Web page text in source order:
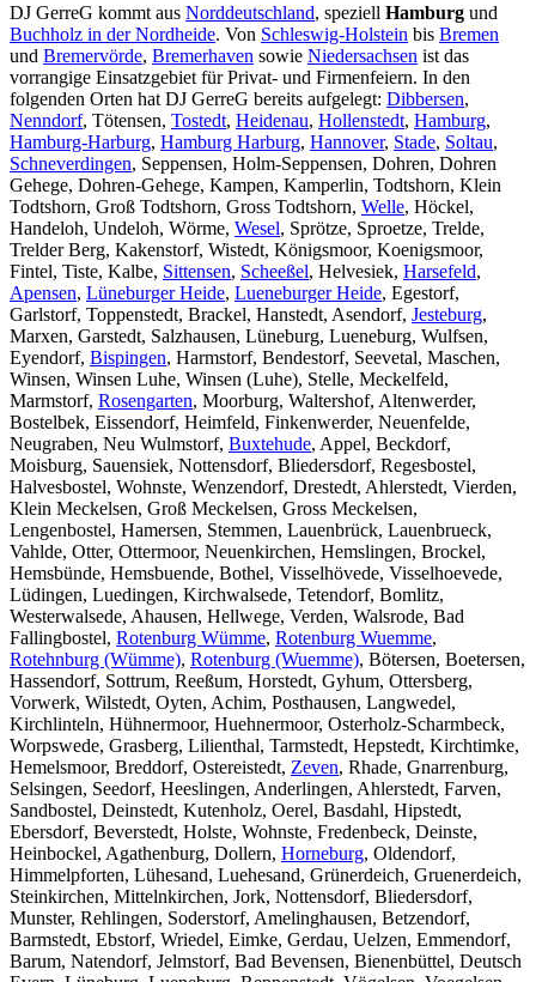
DJ GerreG kommt aus Norddeutschland, speziell Hamburg und
Buchholz in der Nordheide. Von Schleswig-Holstein bis Bremen
und Bremervörde, Bremerhaven sowie Niedersachsen ist das
vorrangige Einsatzgebiet für Privat- und Firmenfeiern. In den
folgenden Orten hat DJ GerreG bereits aufgelegt: Dibbersen,
Nenndorf, Tötensen, Tostedt, Heidenau, Hollenstedt, Hamburg,
Hamburg-Harburg, Hamburg Harburg, Hannover, Stade, Soltau,
Schneverdingen, Seppensen, Holm-Seppensen, Dohren, Dohren
Gehege, Dohren-Gehege, Kampen, Kamperlin, Todtshorn, Klein
Todtshorn, Groß Todtshorn, Gross Todtshorn, Welle, Höckel,
Handeloh, Undeloh, Wörme, Wesel, Sprötze, Sproetze, Trelde,
Trelder Berg, Kakenstorf, Wistedt, Königsmoor, Koenigsmoor,
Fintel, Tiste, Kalbe, Sittensen, Scheeßel, Helvesiek, Harsefeld,
Apensen, Lüneburger Heide, Lueneburger Heide, Egestorf,
Garlstorf, Toppenstedt, Brackel, Hanstedt, Asendorf, Jesteburg,
Marxen, Garstedt, Salzhausen, Lüneburg, Lueneburg, Wulfsen,
Eyendorf, Bispingen, Harmstorf, Bendestorf, Seevetal, Maschen,
Winsen, Winsen Luhe, Winsen (Luhe), Stelle, Meckelfeld,
Marmstorf, Rosengarten, Moorburg, Waltershof, Altenwerder,
Bostelbek, Eissendorf, Heimfeld, Finkenwerder, Neuenfelde,
Neugraben, Neu Wulmstorf, Buxtehude, Appel, Beckdorf,
Moisburg, Sauensiek, Nottensdorf, Bliedersdorf, Regesbostel,
Halvesbostel, Wohnste, Wenzendorf, Drestedt, Ahlerstedt, Vierden,
Klein Meckelsen, Groß Meckelsen, Gross Meckelsen,
Lengenbostel, Hamersen, Stemmen, Lauenbrück, Lauenbrueck,
Vahlde, Otter, Ottermoor, Neuenkirchen, Hemslingen, Brockel,
Hemsbünde, Hemsbuende, Bothel, Visselhövede, Visselhoevede,
Lüdingen, Luedingen, Kirchwalsede, Tetendorf, Bomlitz,
Westerwalsede, Ahausen, Hellwege, Verden, Walsrode, Bad
Fallingbostel, Rotenburg Wümme, Rotenburg Wuemme,
Rotehnburg (Wümme), Rotenburg (Wuemme), Bötersen, Boetersen,
Hassendorf, Sottrum, Reeßum, Horstedt, Gyhum, Ottersberg,
Vorwerk, Wilstedt, Oyten, Achim, Posthausen, Langwedel,
Kirchlinteln, Hühnermoor, Huehnermoor, Osterholz-Scharmbeck,
Worpswede, Grasberg, Lilienthal, Tarmstedt, Hepstedt, Kirchtimke,
Hemelsmoor, Breddorf, Ostereistedt, Zeven, Rhade, Gnarrenburg,
Selsingen, Seedorf, Heeslingen, Anderlingen, Ahlerstedt, Farven,
Sandbostel, Deinstedt, Kutenholz, Oerel, Basdahl, Hipstedt,
Ebersdorf, Beverstedt, Holste, Wohnste, Fredenbeck, Deinste,
Heinbockel, Agathenburg, Dollern, Horneburg, Oldendorf,
Himmelpforten, Lühesand, Luehesand, Grünerdeich, Gruenerdeich,
Steinkirchen, Mittelnkirchen, Jork, Nottensdorf, Bliedersdorf,
Munster, Rehlingen, Soderstorf, Amelinghausen, Betzendorf,
Barmstedt, Ebstorf, Wriedel, Eimke, Gerdau, Uelzen, Emmendorf,
Barum, Natendorf, Jelmstorf, Bad Bevensen, Bienenbüttel, Deutsch